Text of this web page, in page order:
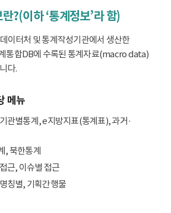
?(이하 ‘통계정보’라 함)
이터처 및 통계작성기관에서 생산한
통합DB에 수록된 통계자료(macro data)
다.
메뉴
관별통계, e지방지표(통계표), 과거·
, 북한통계
근, 이슈별 접근
칭별, 기획간행물